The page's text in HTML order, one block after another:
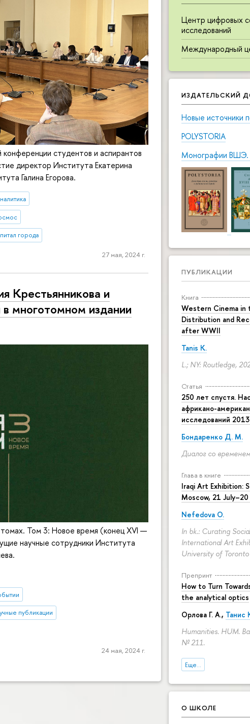
Центр цифровых
исследований
Международный
ИЗДАТЕЛЬСКИЙ
Новые источники
POLYSTORIA
Монографии ВШЭ.
ПУБЛИКАЦИИ
Книга
Western Cinema in
Distribution and
after WWII
Tanis K.
L.; NY: Routledge,
Статья
250 лет спустя.
африкано-
исследований
Бондаренко Д. М.
Диалог со
Глава в книге
Iraqi Art Exhibition:
Moscow, 21
Nefedova O.
In bk.: Curating
International Art
University of
Препринт
How to Turn
the analytical optics
Орлова Г. А., Танис
Humanities. HUM.
№ 211.
Еще...
О ШКОЛЕ
студентов и аспирантов
директор Института Екатерина
Галина Егорова.
города
27 мая, 2024 г.
Крестьянникова и
многотомном издании
Том 3: Новое время (конец XVI —
научные сотрудники Института
публикации
24 мая, 2024 г.